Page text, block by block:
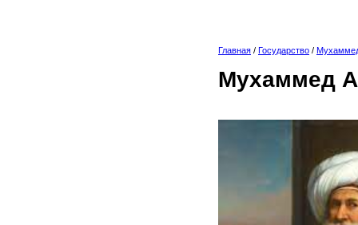
Главная / Государство /
Мухаммед